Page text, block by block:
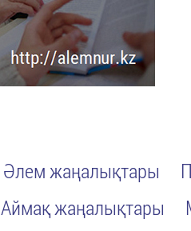
Әлем жаңалықтары
Аймақ жаңалықтары